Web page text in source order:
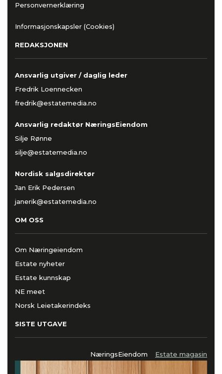
Personvernerklæring
Informasjonskapsler (Cookies)
REDAKSJONEN
Ansvarlig utgiver / daglig leder
Fredrik Loennecken
fredrik@estatemedia.no
Ansvarlig redaktør NæringsEiendom
Silje Rønne
silje@estatemedia.no
Nordisk salgsdirektør
Jan Erik Pedersen
janerik@estatemedia.no
OM OSS
Om Næringeiendom
Estate nyheter
Estate kunnskap
NE meet
Norsk Leietakerindeks
SISTE UTGAVE
NæringsEiendom Estate magasin